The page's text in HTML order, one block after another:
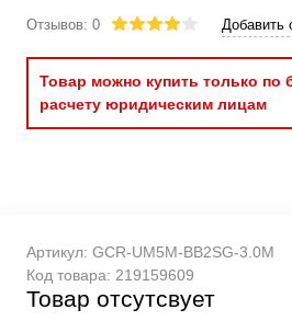
Отзывов: 0 Добавить
Товар можно купить только по
расчету юридическим лицам
Артикул: GCR-UM5M-BB2SG-3.0M
Код товара: 219159609
Товар отсутсвует